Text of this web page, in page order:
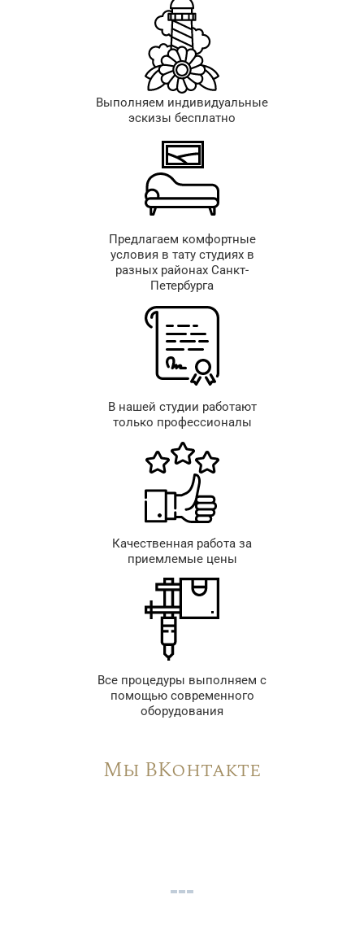
Выполняем индивидуальные
эскизы бесплатно
Предлагаем комфортные
условия в тату студиях в
разных районах Санкт-
Петербурга
В нашей студии работают
только профессионалы
Качественная работа за
приемлемые цены
Все процедуры выполняем с
помощью современного
оборудования
Мы ВКонтакте